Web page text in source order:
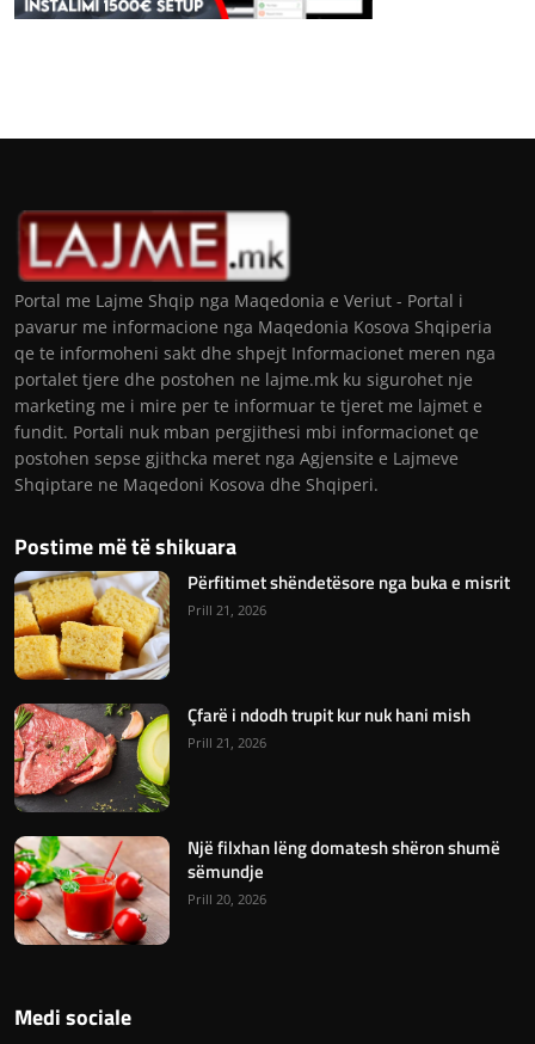
Portal me Lajme Shqip nga Maqedonia e Veriut - Portal i
pavarur me informacione nga Maqedonia Kosova Shqiperia
qe te informoheni sakt dhe shpejt Informacionet meren nga
portalet tjere dhe postohen ne lajme.mk ku sigurohet nje
marketing me i mire per te informuar te tjeret me lajmet e
fundit. Portali nuk mban pergjithesi mbi informacionet qe
postohen sepse gjithcka meret nga Agjensite e Lajmeve
Shqiptare ne Maqedoni Kosova dhe Shqiperi.
Postime më të shikuara
Përfitimet shëndetësore nga buka e misrit
Prill 21, 2026
Çfarë i ndodh trupit kur nuk hani mish
Prill 21, 2026
Një filxhan lëng domatesh shëron shumë
sëmundje
Prill 20, 2026
Medi sociale